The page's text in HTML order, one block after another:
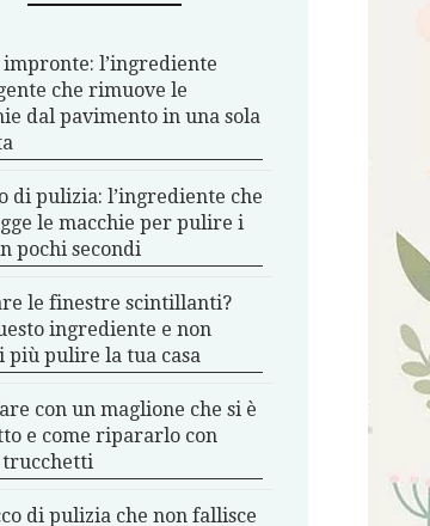
l’ingrediente
che rimuove le
dal pavimento in una sola
di pulizia: l’ingrediente che
le macchie per pulire i
pochi secondi
le finestre scintillanti?
ingrediente e non
più pulire la tua casa
con un maglione che si è
e come ripararlo con
di pulizia che non fallisce